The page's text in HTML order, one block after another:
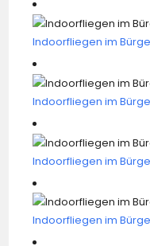
Indoorfliegen im
Indoorfliegen im
Indoorfliegen im
Indoorfliegen im